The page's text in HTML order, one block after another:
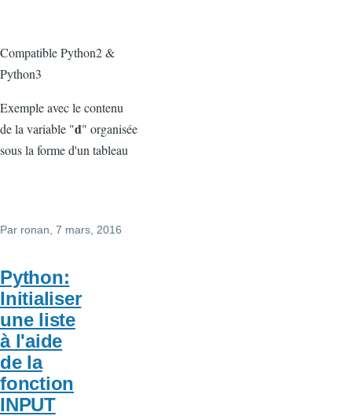
Compatible Python2 &
Python3
Exemple avec le contenu
de la variable "d" organisée
sous la forme d'un tableau
Par ronan , 7 mars, 2016
Python:
Initialiser
une liste
à l'aide
de la
fonction
INPUT